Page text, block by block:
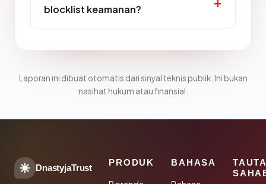
blocklist keamanan?
Laporan ini dibuat otomatis dari sinyal teknis publik. Ini bukan
nasihat hukum atau finansial.
DnastyjaTrust
PRODUK BAHASA